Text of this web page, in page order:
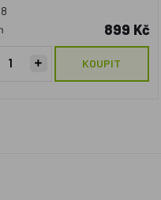
899 Kč
KOUPIT